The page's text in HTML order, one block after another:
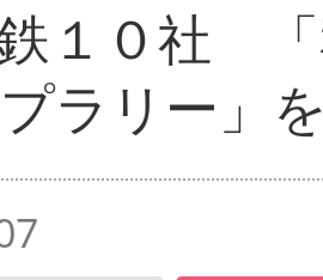
１０社
ラリー」